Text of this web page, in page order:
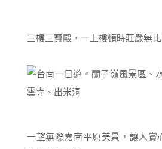
三樓三寶殿，一上樓頓時莊嚴無比
一望無際嘉南平原美景，讓人賞